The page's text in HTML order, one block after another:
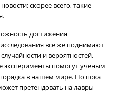
скорее всего, такие
достижения
всё же поднимают
и вероятностей.
помогут учёным
в нашем мире. Но пока
претендовать на лавры